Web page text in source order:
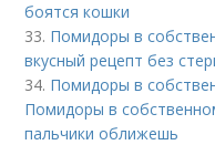
боятся кошки
33. Помидоры в
вкусный рецепт без
34. Помидоры в
Помидоры в
пальчики оближешь